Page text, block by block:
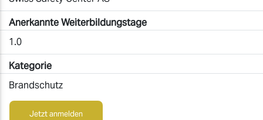
Anerkannte Weiterbildungstage
1.0
Kategorie
Brandschutz
Jetzt anmelden